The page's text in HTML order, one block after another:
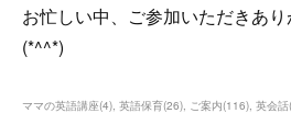
お忙しい中、ご参加いただきあ
(*^^*)
ママの英語講座(4) 英語保育(26) ご案内(116) 英会話(